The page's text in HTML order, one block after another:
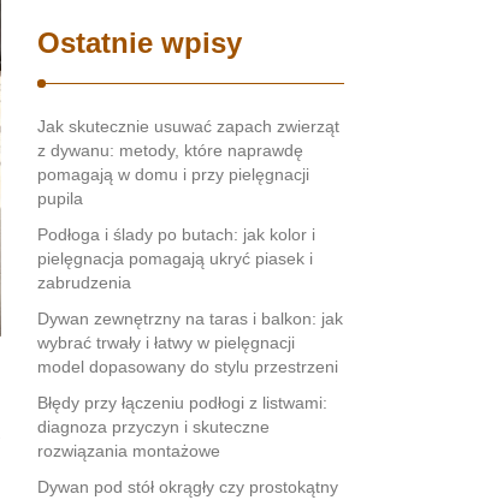
Ostatnie wpisy
Jak skutecznie usuwać zapach zwierząt
z dywanu: metody, które naprawdę
pomagają w domu i przy pielęgnacji
pupila
Podłoga i ślady po butach: jak kolor i
pielęgnacja pomagają ukryć piasek i
zabrudzenia
Dywan zewnętrzny na taras i balkon: jak
wybrać trwały i łatwy w pielęgnacji
model dopasowany do stylu przestrzeni
Błędy przy łączeniu podłogi z listwami:
diagnoza przyczyn i skuteczne
rozwiązania montażowe
Dywan pod stół okrągły czy prostokątny